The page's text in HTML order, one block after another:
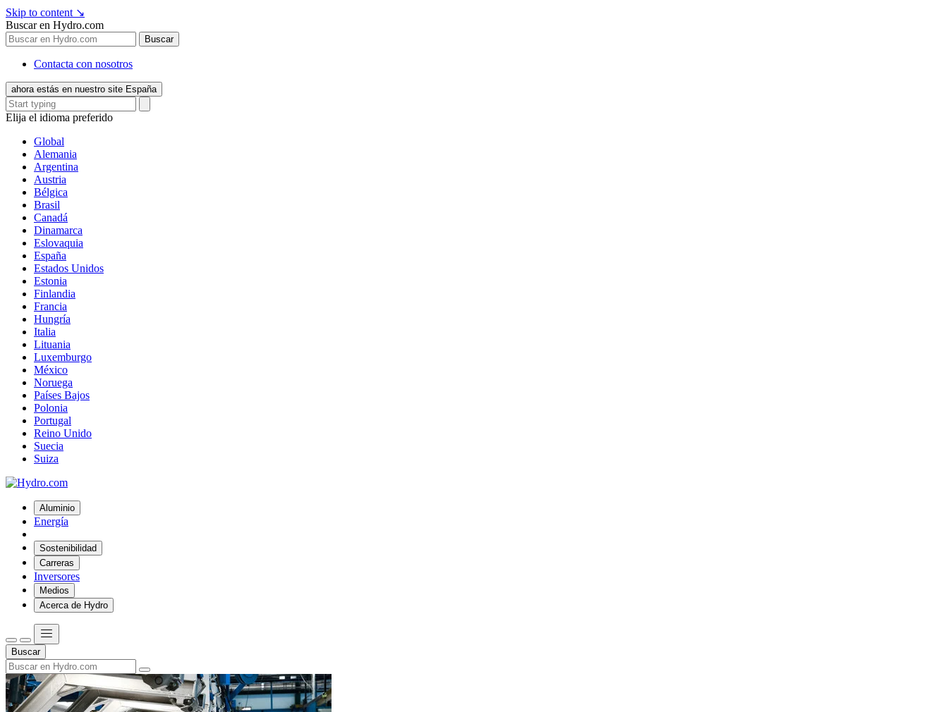
Skip to content ↘
Buscar en Hydro.com
Buscar
Contacta con nosotros
ahora estás en nuestro site España
Elija el idioma preferido
Global
Alemania
Argentina
Austria
Bélgica
Brasil
Canadá
Dinamarca
Eslovaquia
España
Estados Unidos
Estonia
Finlandia
Francia
Hungría
Italia
Lituania
Luxemburgo
México
Noruega
Países Bajos
Polonia
Portugal
Reino Unido
Suecia
Suiza
Aluminio
Energía
Sostenibilidad
Carreras
Inversores
Medios
Acerca de Hydro
Buscar